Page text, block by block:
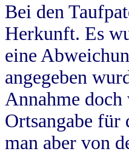
Bei den
Herkunft. Es
eine
angegeben
Annahme
Ortsangabe für
man aber von